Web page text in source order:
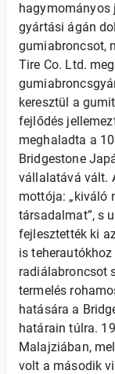
hagymományos
gyártási ágán
gumiabroncsot,
Tire Co. Ltd.
keresztül a
fejlődés
meghaladta a
Bridgestone
vállalatává vált.
mottója: „kiváló
társadalmat”, s
fejlesztették ki
is
radiálabroncsot
termelés
hatására a
határain túlra.
Malajziában,
volt a második